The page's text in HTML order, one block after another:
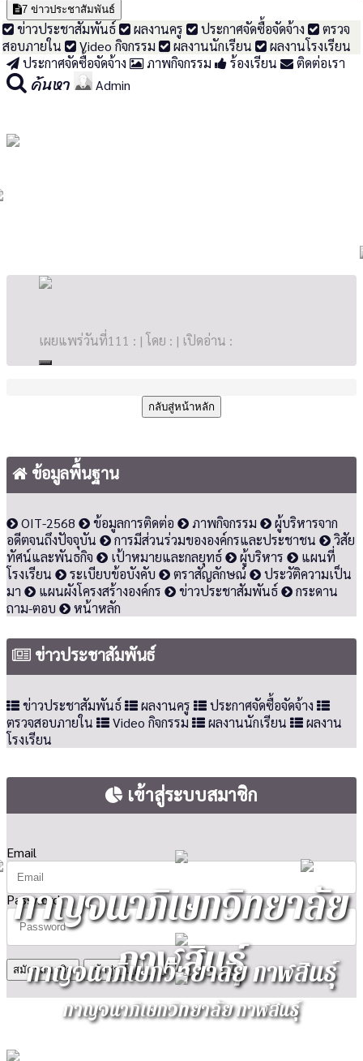
7 ข่าวประชาสัมพันธ์
ข่าวประชาสัมพันธ์ ผลงานครู ประกาศจัดซื้อจัดจ้าง
ตรวจ
สอบภายใน
Video กิจกรรม ผลงานนักเรียน
ผลงานโรงเรียน
ประกาศจัดซื้อจัดจ้าง
ภาพกิจกรรม ร้องเรียน ติดต่อเรา
ค้นหา Admin
เผยแพร่วันที่111 : | โดย : | เปิดอ่าน :
กลับสู่หน้าหลัก
ข้อมูลพื้นฐาน
OIT-2568 ข้อมูลการติดต่อ ภาพกิจกรรม
ผู้บริหารจาก
อดีตจนถึงปัจจุบัน
การมีส่วนร่วมขององค์กรและประชาชน
วิสัย
ทัศน์และพันธกิจ
เป้าหมายและกลยุทธ์ ผู้บริหาร
แผนที่
โรงเรียน
ระเบียบข้อบังคับ ตราสัญลักษณ์
ประวัติความเป็น
มา
แผนผังโครงสร้างองค์กร ข่าวประชาสัมพันธ์
กระดาน
ถาม-ตอบ
หน้าหลัก
ข่าวประชาสัมพันธ์
ข่าวประชาสัมพันธ์ ผลงานครู
ประกาศจัดซื้อจัดจ้าง
ตรวจสอบภายใน
Video กิจกรรม ผลงานนักเรียน
ผลงาน
โรงเรียน
เข้าสู่ระบบสมาชิก
Email
Password
สมัครสมาชิก
กาญจนาภิเษกวิทยาลัย
กาฬสินธุ์
กาญจนาภิเษกวิทยาลัย กาฬสินธุ์
กาญจนาภิเษกวิทยาลัย กาฬสินธุ์